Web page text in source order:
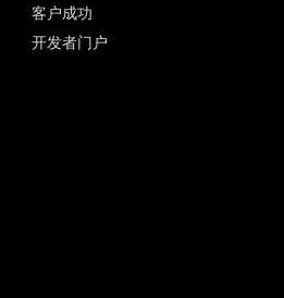
客户成功
开发者门户